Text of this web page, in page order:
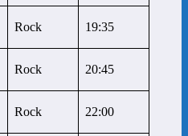
Rock 19:35
Rock 20:45
Rock 22:00